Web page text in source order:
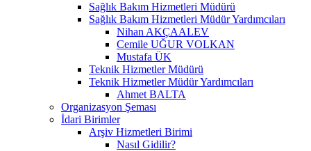
Sağlık Bakım Hizmetleri Müdürü
Sağlık Bakım Hizmetleri Müdür Yardımcıları
Nihan AKÇAALEV
Cemile UĞUR VOLKAN
Mustafa ÜK
Teknik Hizmetler Müdürü
Teknik Hizmetler Müdür Yardımcıları
Ahmet BALTA
Organizasyon Şeması
İdari Birimler
Arşiv Hizmetleri Birimi
Nasıl Gidilir?